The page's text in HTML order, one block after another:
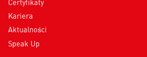
Kariera
Aktualności
Speak Up